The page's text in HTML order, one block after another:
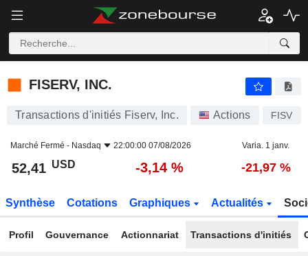
FISERV, INC.
FISERV, INC.
Transactions d'initiés Fiserv, Inc. Actions FISV
Marché Fermé - Nasdaq 22:00:00 07/08/2026 Varia. 1 janv.
52,41 USD -3,14 % -21,97 %
Synthèse Cotations Graphiques Actualités
Profil Gouvernance Actionnariat Transactions d'initiés